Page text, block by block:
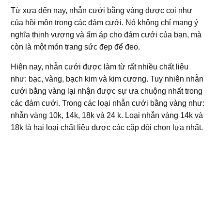
Từ xưa đến nay, nhẫn cưới bằng vàng được coi như
của hồi môn trong các đám cưới. Nó không chỉ mang ý
nghĩa thịnh vượng và ấm áp cho đám cưới của bạn, mà
còn là một món trang sức đẹp để đeo.
Hiện nay, nhẫn cưới được làm từ rất nhiều chất liệu
như: bạc, vàng, bạch kim và kim cương. Tuy nhiên nhẫn
cưới bằng vàng lại nhận được sự ưa chuộng nhất trong
các đám cưới. Trong các loại nhẫn cưới bằng vàng như:
nhẫn vàng 10k, 14k, 18k và 24 k. Loại nhẫn vàng 14k và
18k là hai loại chất liệu được các cặp đôi chọn lựa nhất.